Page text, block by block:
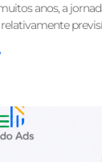
anos, a